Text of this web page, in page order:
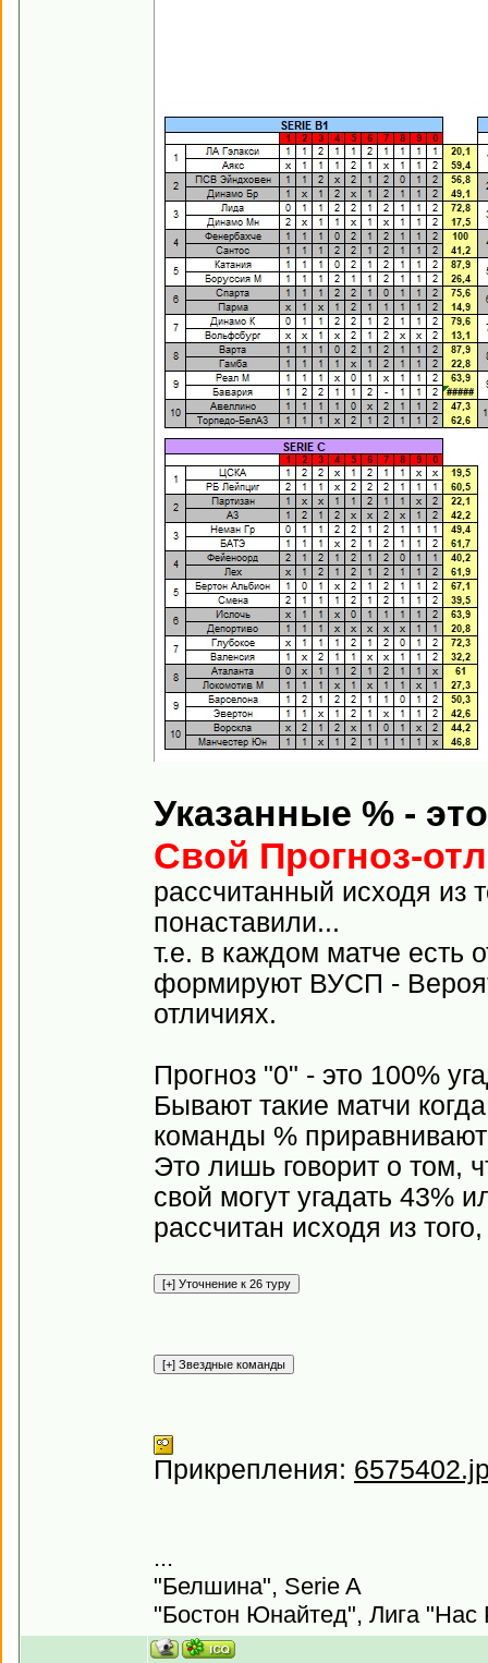
Указанные % -
Свой Прогноз-
рассчитанный исходя из
понаставили...
т.е. в каждом матче есть
формируют ВУСП -
отличиях.
Прогноз "0" - это 100%
Бывают такие матчи
команды %
Это лишь говорит о том,
свой могут угадать 43%
рассчитан исходя из
Прикрепления:
...
"Белшина", Serie A
"Бостон Юнайтед", Лига "Нас